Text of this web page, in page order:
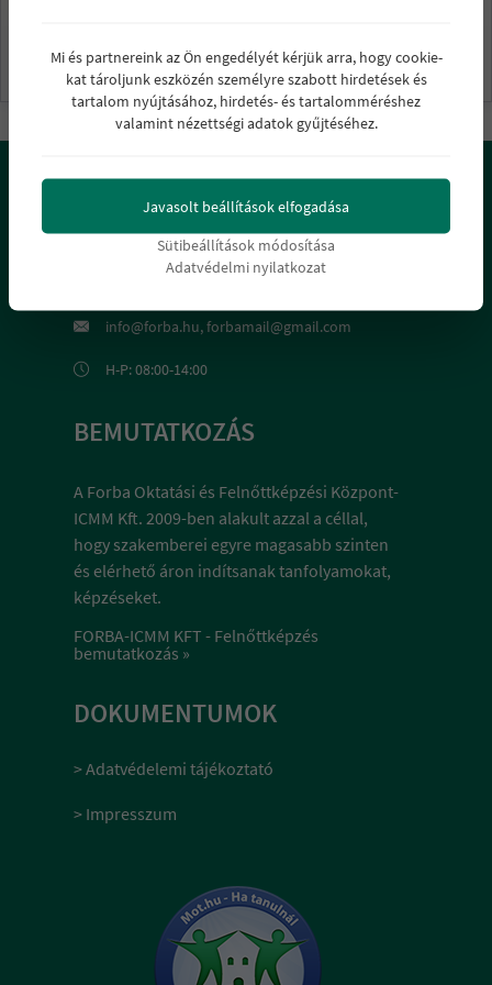
Regisztráció
KAPCSOLAT
4024 Debrecen, Batthyány u. 12.
info@forba.hu, forbamail@gmail.com
H-P: 08:00-14:00
BEMUTATKOZÁS
A Forba Oktatási és Felnőttképzési Központ-
ICMM Kft. 2009-ben alakult azzal a céllal,
hogy szakemberei egyre magasabb szinten
és elérhető áron indítsanak tanfolyamokat,
képzéseket.
FORBA-ICMM KFT - Felnőttképzés
bemutatkozás »
DOKUMENTUMOK
> Adatvédelemi tájékoztató
> Impresszum
Mi és partnereink az Ön engedélyét kérjük arra, hogy cookie-
kat tároljunk eszközén személyre szabott hirdetések és
tartalom nyújtásához, hirdetés- és tartalomméréshez
valamint nézettségi adatok gyűjtéséhez.
Javasolt beállítások elfogadása
Sütibeállítások módosítása
Adatvédelmi nyilatkozat